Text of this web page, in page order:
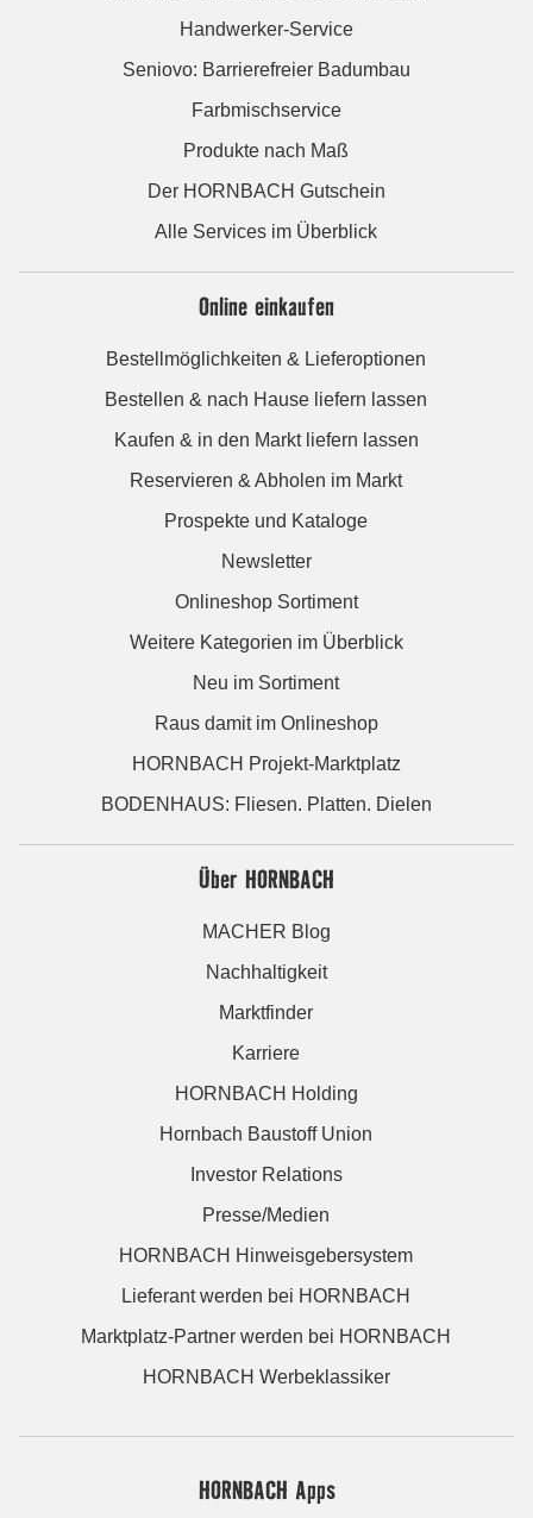
Handwerker-Service
Seniovo: Barrierefreier Badumbau
Farbmischservice
Produkte nach Maß
Der HORNBACH Gutschein
Alle Services im Überblick
Online einkaufen
Bestellmöglichkeiten & Lieferoptionen
Bestellen & nach Hause liefern lassen
Kaufen & in den Markt liefern lassen
Reservieren & Abholen im Markt
Prospekte und Kataloge
Newsletter
Onlineshop Sortiment
Weitere Kategorien im Überblick
Neu im Sortiment
Raus damit im Onlineshop
HORNBACH Projekt-Marktplatz
BODENHAUS: Fliesen. Platten. Dielen
Über HORNBACH
MACHER Blog
Nachhaltigkeit
Marktfinder
Karriere
HORNBACH Holding
Hornbach Baustoff Union
Investor Relations
Presse/Medien
HORNBACH Hinweisgebersystem
Lieferant werden bei HORNBACH
Marktplatz-Partner werden bei HORNBACH
HORNBACH Werbeklassiker
HORNBACH Apps